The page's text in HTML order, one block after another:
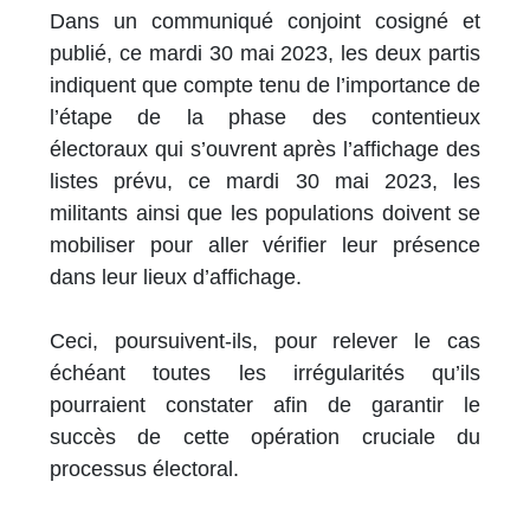
Dans un communiqué conjoint cosigné et
publié, ce mardi 30 mai 2023, les deux partis
indiquent que compte tenu de l’importance de
l’étape de la phase des contentieux
électoraux qui s’ouvrent après l’affichage des
listes prévu, ce mardi 30 mai 2023, les
militants ainsi que les populations doivent se
mobiliser pour aller vérifier leur présence
dans leur lieux d’affichage.
Ceci, poursuivent-ils, pour relever le cas
échéant toutes les irrégularités qu’ils
pourraient constater afin de garantir le
succès de cette opération cruciale du
processus électoral.